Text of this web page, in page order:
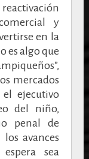
y
en la
es algo que
mercados
ejecutivo
del niño,
penal de
avances
sea